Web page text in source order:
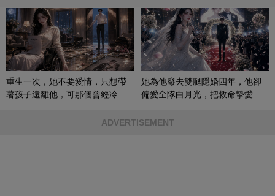
重生一次，她不要愛情，只想帶
著孩子遠離他，可那個曾經冷漠
她為他廢去雙腿隱婚四年，他卻
偏愛全隊白月光，把救命摯愛當
ADVERTISEMENT